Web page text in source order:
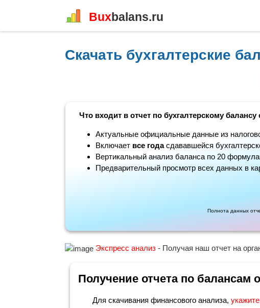
Buxbalans.ru
Скачать бухгалтерские
Что входит в отчет по бухгалтерскому балансу
Актуальные официальные данные из
Включает все годасдававшейся
Вертикальный анализ баланса по 20
Предварительный просмотр всех данных в
Полнота данных
Экспресс анализ - Получая наш отчет на
Получение отчета по балансам
Для скачивания финансового анализа,